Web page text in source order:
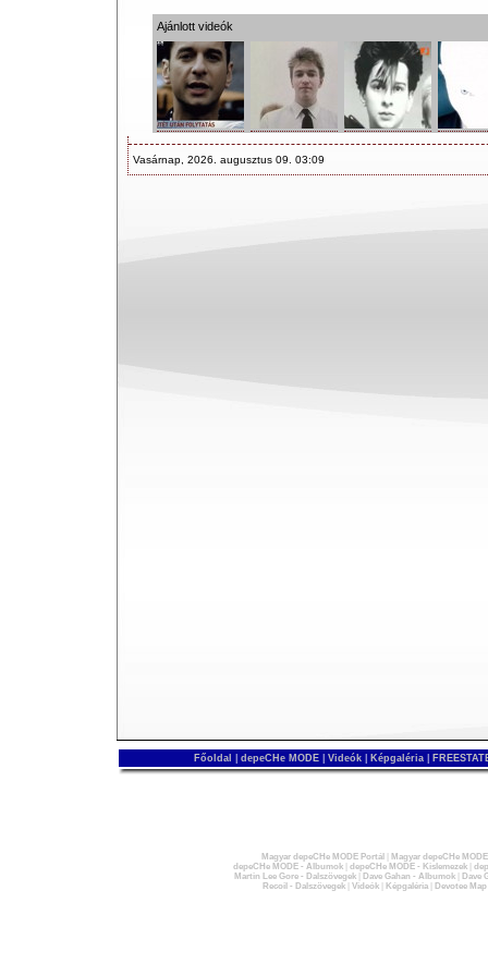
Ajánlott videók
Vasárnap, 2026. augusztus 09. 03:09
Főoldal depeCHe MODE Videók Képgaléria
Magyar depeCHe MODE Portál
Magyar depeCHe
depeCHe MODE - Albumok| depeCHe MODE - Kislemezek|
Martin Lee Gore - Dalszövegek| Dave Gahan - Albumok|
Dave
Recoil - Dalszövegek| Videók| Képgaléria| Devotee Map